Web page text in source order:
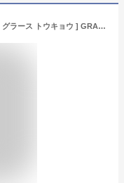
《ポイント10倍》[ ペーパー インセンス グラース トウキョウ ] GRASSE TOKYO 取扱店 お香 紙 アロマ ブレンド フレグランス 香り 芳香 癒し リフレッシュ 調香 香水 シンプル 寝室 リビング 女性 女子 女子力 マッチ 15枚 お香セット